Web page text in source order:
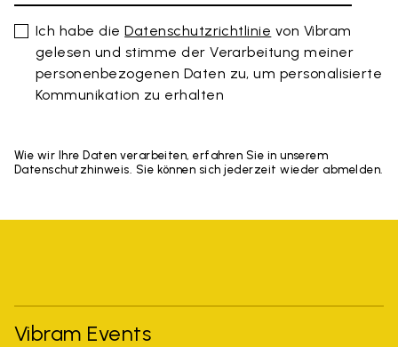
Ich habe dieDatenschutzrichtlinie von Vibram
gelesen und stimme der Verarbeitung meiner
personenbezogenen Daten zu, um personalisierte
Kommunikation zu erhalten
Wie wir Ihre Daten verarbeiten, erfahren Sie in unserem
Datenschutzhinweis. Sie können sich jederzeit wieder abmelden.
Vibram Events